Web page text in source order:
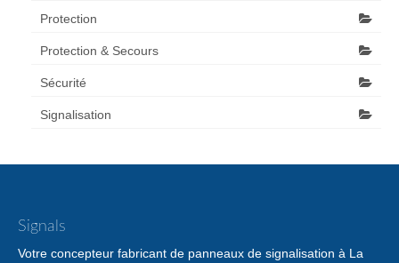
Protection
Protection & Secours
Sécurité
Signalisation
Signals
Votre concepteur fabricant de panneaux de signalisation à La